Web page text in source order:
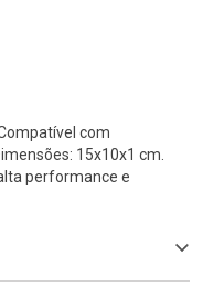
com
15x10x1 cm.
performance e